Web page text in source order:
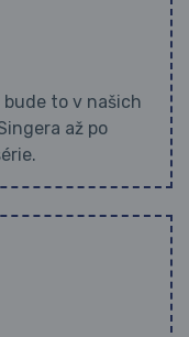
bude to v našich
až po